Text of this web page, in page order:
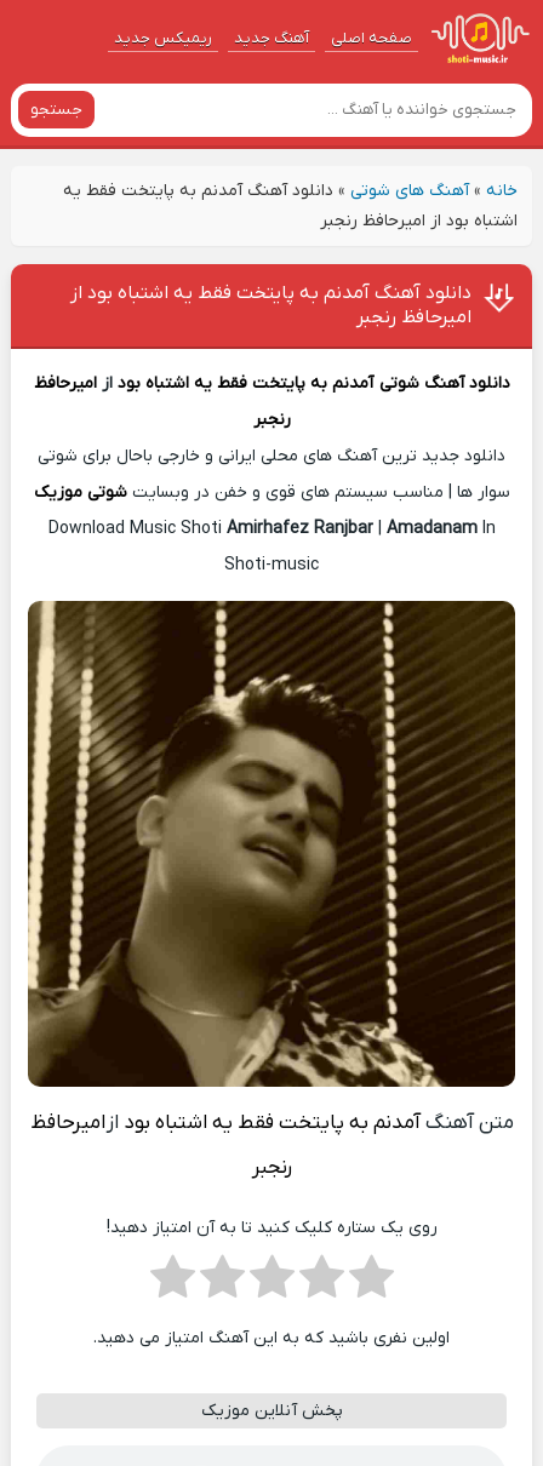
صفحه اصلی آهنگ‌ جدید ریمیکس جدید
جستجو
خانه»آهنگ های شوتی» دانلود آهنگ آمدنم به پایتخت فقط یه
اشتباه بود از امیرحافظ رنجبر
دانلود آهنگ آمدنم به پایتخت فقط یه اشتباه بود از
امیرحافظ رنجبر
دانلود آهنگ شوتی آمدنم به پایتخت فقط یه اشتباه بود ازامیرحافظ
رنجبر
دانلود جدید ترین آهنگ های محلی ایرانی و خارجی باحال برای شوتی
سوار ها | مناسب سیستم های قوی و خفن در وبسایتشوتی موزیک
Download Music Shoti Amirhafez Ranjbar| AmadanamIn
Shoti-music
متن آهنگآمدنم به پایتخت فقط یه اشتباه بود از امیرحافظ
رنجبر
روی یک ستاره کلیک کنید تا به آن امتیاز دهید!
اولین نفری باشید که به این آهنگ امتیاز می دهید.
پخش آنلاین موزیک